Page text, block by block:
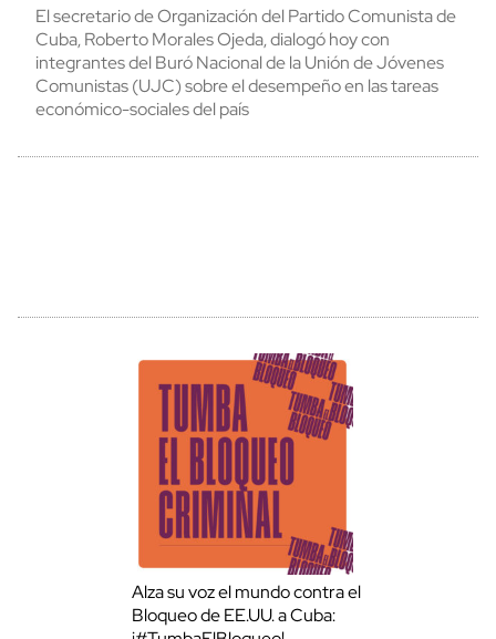
El secretario de Organización del Partido Comunista de
Cuba, Roberto Morales Ojeda, dialogó hoy con
integrantes del Buró Nacional de la Unión de Jóvenes
Comunistas (UJC) sobre el desempeño en las tareas
económico-sociales del país
Alza su voz el mundo contra el
Bloqueo de EE.UU. a Cuba: